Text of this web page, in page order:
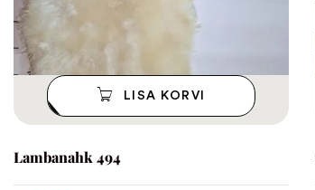
LISA KORVI
Lambanahk 494